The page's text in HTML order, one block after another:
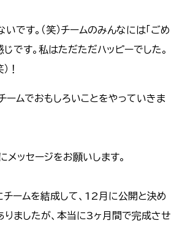
です。（笑）チームのみんなには「ごめ
じです。私はただただハッピーでした。
！
ームでおもしろいことをやっていきま
メッセージをお願いします。
チームを結成して、12月に公開と決め
りましたが、本当に3ヶ月間で完成させ